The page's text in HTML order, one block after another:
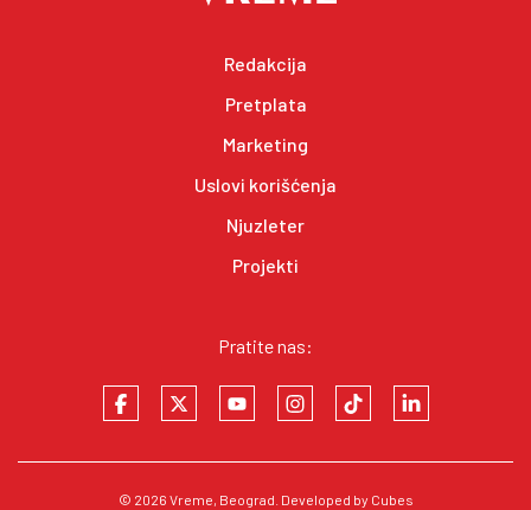
Redakcija
Pretplata
Marketing
Uslovi korišćenja
Njuzleter
Projekti
Pratite nas:
© 2026 Vreme, Beograd. Developed by Cubes